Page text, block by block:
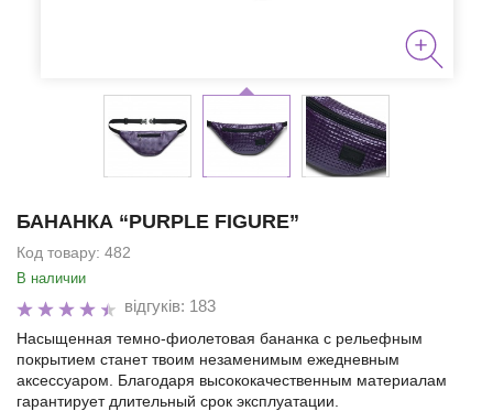
БАНАНКА “PURPLE FIGURE”
Код товару: 482
В наличии
відгуків: 183
Насыщенная темно-фиолетовая бананка с рельефным
покрытием станет твоим незаменимым ежедневным
аксессуаром. Благодаря высококачественным материалам
гарантирует длительный срок эксплуатации.